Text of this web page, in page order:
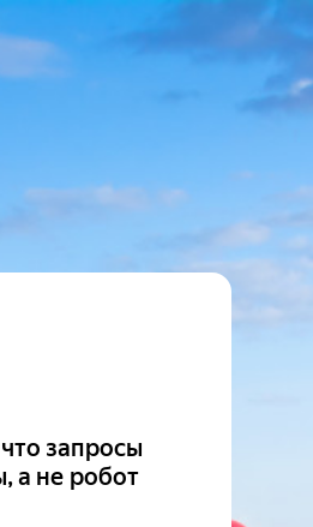
запросы
а не робот